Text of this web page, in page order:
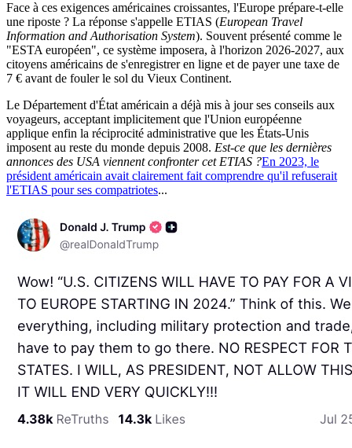
Face à ces exigences américaines croissantes, l'Europe prépare-t-elle
une riposte ? La réponse s'appelle ETIAS (European Travel
Information and Authorisation System). Souvent présenté comme le
"ESTA européen", ce système imposera, à l'horizon 2026-2027, aux
citoyens américains de s'enregistrer en ligne et de payer une taxe de
7 € avant de fouler le sol du Vieux Continent.
Le Département d'État américain a déjà mis à jour ses conseils aux
voyageurs, acceptant implicitement que l'Union européenne
applique enfin la réciprocité administrative que les États-Unis
imposent au reste du monde depuis 2008. Est-ce que les dernières
annonces des USA viennent confronter cet ETIAS ?En 2023, le
président américain avait clairement fait comprendre qu'il refuserait
l'ETIAS pour ses compatriotes...